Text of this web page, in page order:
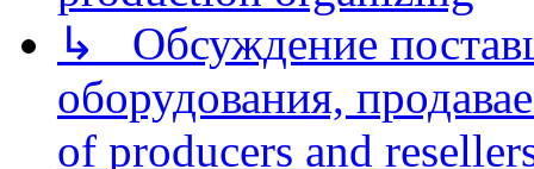
↳ Обсуждение
оборудования,
of producers and